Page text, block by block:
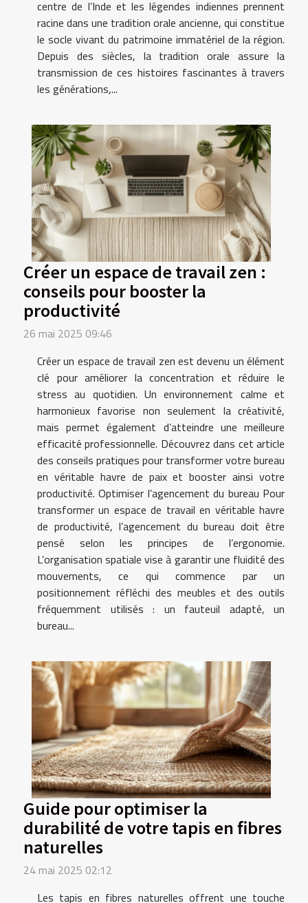
centre de l’Inde et les légendes indiennes prennent
racine dans une tradition orale ancienne, qui constitue
le socle vivant du patrimoine immatériel de la région.
Depuis des siècles, la tradition orale assure la
transmission de ces histoires fascinantes à travers
les générations,...
Créer un espace de travail zen :
conseils pour booster la
productivité
26 mai 2025 09:46
Créer un espace de travail zen est devenu un élément
clé pour améliorer la concentration et réduire le
stress au quotidien. Un environnement calme et
harmonieux favorise non seulement la créativité,
mais permet également d’atteindre une meilleure
efficacité professionnelle. Découvrez dans cet article
des conseils pratiques pour transformer votre bureau
en véritable havre de paix et booster ainsi votre
productivité. Optimiser l’agencement du bureau Pour
transformer un espace de travail en véritable havre
de productivité, l’agencement du bureau doit être
pensé selon les principes de l’ergonomie.
L’organisation spatiale vise à garantir une fluidité des
mouvements, ce qui commence par un
positionnement réfléchi des meubles et des outils
fréquemment utilisés : un fauteuil adapté, un
bureau...
Guide pour optimiser la
durabilité de votre tapis en fibres
naturelles
24 mai 2025 02:12
Les tapis en fibres naturelles offrent une touche